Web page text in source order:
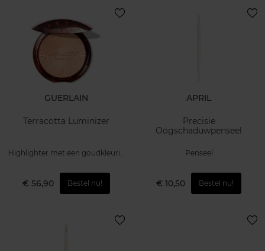
GUERLAIN
Terracotta Luminizer
Highlighter met een goudkleurig
€ 56,90 Bestel nu!
APRIL
Precisie
Oogschaduwpenseel
Penseel
€ 10,50 Bestel nu!